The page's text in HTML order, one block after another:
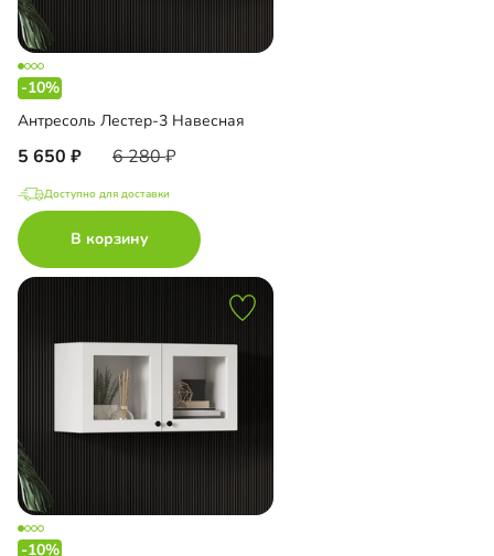
-10%
Антресоль Лестер-3 Навесная
5 650 6 280
Доступно для доставки
В корзину
-10%